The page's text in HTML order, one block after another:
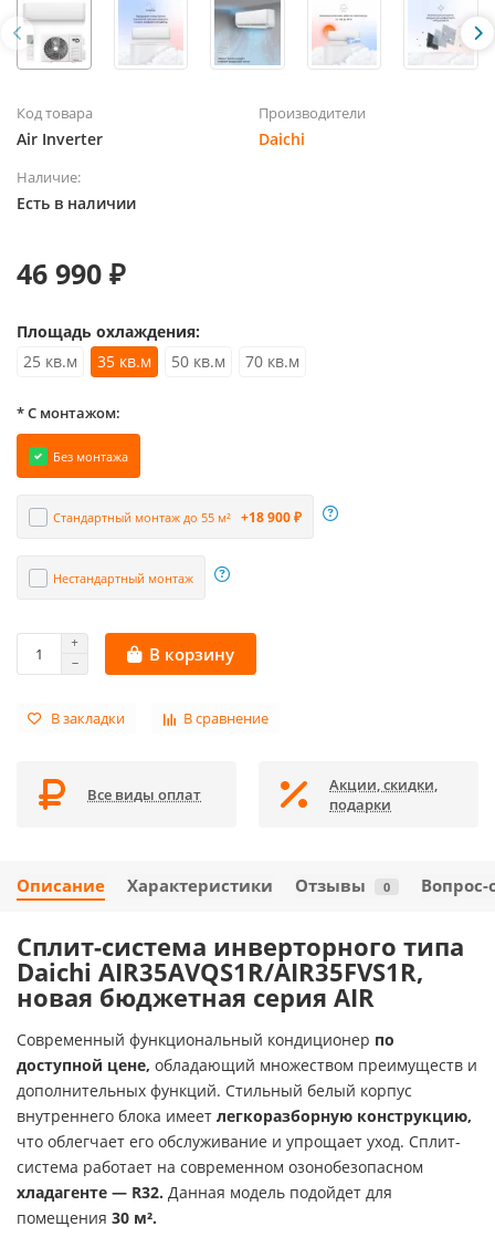
Код товара
Air Inverter
Производители
Daichi
Наличие:
Есть в наличии
46 990 ₽
Площадь охлаждения:
25 кв.м
35 кв.м 50 кв.м 70 кв.м
* С монтажом:
Без монтажа
Стандартный монтаж до 55 м² +18 900 ₽
Нестандартный монтаж
В корзину
В закладки В сравнение
Все виды оплат
Акции, скидки,
подарки
Описание Характеристики Отзывы 0 Вопрос-
Сплит-система инверторного типа
Daichi AIR35AVQS1R/AIR35FVS1R,
новая бюджетная серия AIR
Современный функциональный кондиционер по
доступной цене, обладающий множеством преимуществ и
дополнительных функций. Стильный белый корпус
внутреннего блока имеет легкоразборную конструкцию,
что облегчает его обслуживание и упрощает уход. Сплит-
система работает на современном озонобезопасном
хладагенте — R32. Данная модель подойдет для
помещения 30 м².